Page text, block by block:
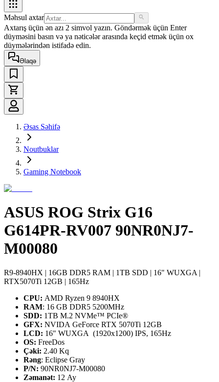
Məhsul axtar
Axtarış üçün ən azı 2 simvol yazın. Göndərmək üçün Enter
düyməsini basın və ya nəticələr arasında keçid etmək üçün ox
düymələrindən istifadə edin.
Əlaqə
Əsas Səhifə
Noutbuklar
Gaming Notebook
ASUS ROG Strix G16
G614PR-RV007 90NR0NJ7-
M00080
R9-8940HX | 16GB DDR5 RAM | 1TB SDD | 16" WUXGA |
RTX5070Ti 12GB | 165Hz
CPU: AMD Ryzen 9 8940HX
RAM: 16 GB DDR5 5200MHz
SDD: 1TB M.2 NVMe™ PCIe®
GFX: NVIDA GeForce RTX 5070Ti 12GB
LCD: 16" WUXGA (1920x1200) IPS, 165Hz
OS: FreeDos
Çəki: 2.40 Kq
Rəng: Eclipse Gray
P/N: 90NR0NJ7-M00080
Zəmanət: 12 Ay